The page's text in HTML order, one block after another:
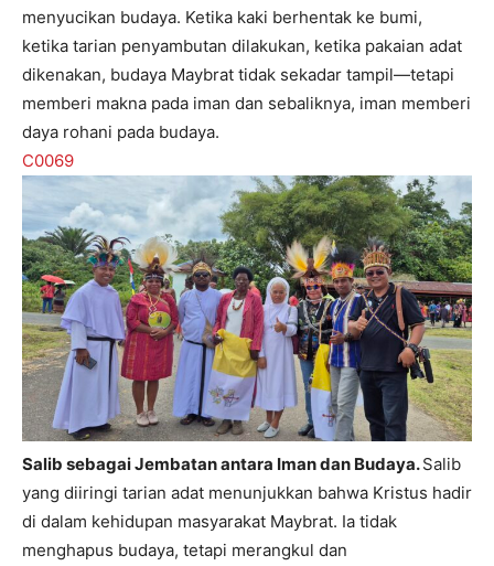
menyucikan budaya. Ketika kaki berhentak ke bumi,
ketika tarian penyambutan dilakukan, ketika pakaian adat
dikenakan, budaya Maybrat tidak sekadar tampil—tetapi
memberi makna pada iman dan sebaliknya, iman memberi
daya rohani pada budaya.
C0069
Salib sebagai Jembatan antara Iman dan Budaya.Salib
yang diiringi tarian adat menunjukkan bahwa Kristus hadir
di dalam kehidupan masyarakat Maybrat. Ia tidak
menghapus budaya, tetapi merangkul dan